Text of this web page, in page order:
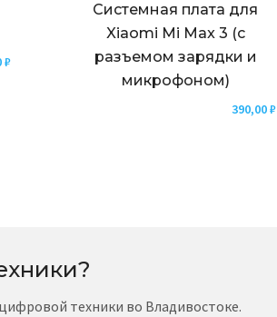
₽
Системная плата для
Xiaomi Mi Max 3 (с
разъемом зарядки и
микрофоном)
390,00₽
техники во Владивостоке.